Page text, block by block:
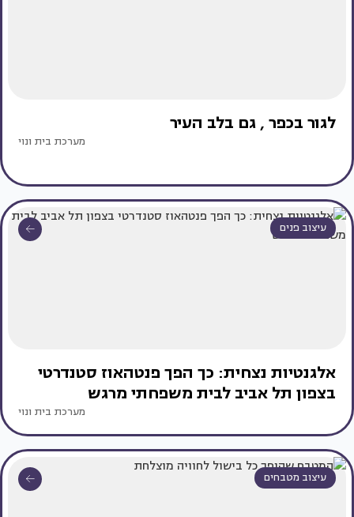
לגור‭ ‬בכפר‭, ‬ גם‭ ‬בלב‭ ‬העיר
מערכת בית ונוי
עיצוב פנים
אלגנטיות נצחית: כך הפך פנטהאוז סטנדרטי
בצפון תל אביב לבית משפחתי מרגש
מערכת בית ונוי
עיצוב מטבחים